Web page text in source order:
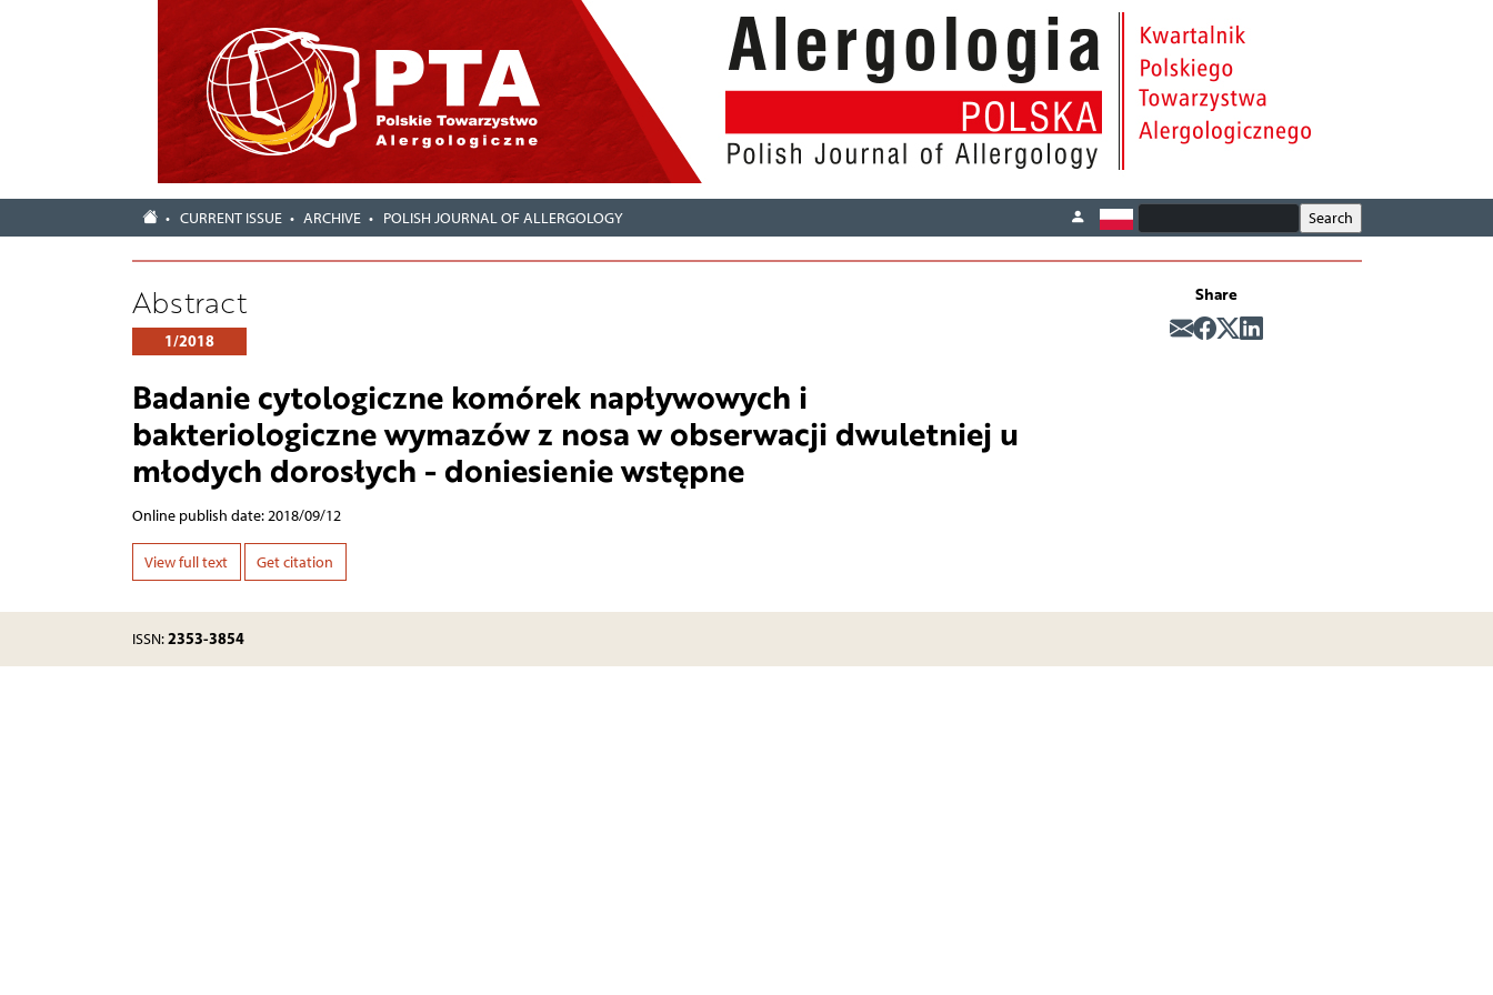
CURRENT ISSUE ARCHIVE POLISH JOURNAL OF ALLERGOLOGY
Abstract
1/2018
Badanie cytologiczne komórek napływowych i
bakteriologiczne wymazów z nosa w obserwacji dwuletniej u
młodych dorosłych - doniesienie wstępne
Online publish date: 2018/09/12
View full text Get citation
Share
ISSN:2353-3854